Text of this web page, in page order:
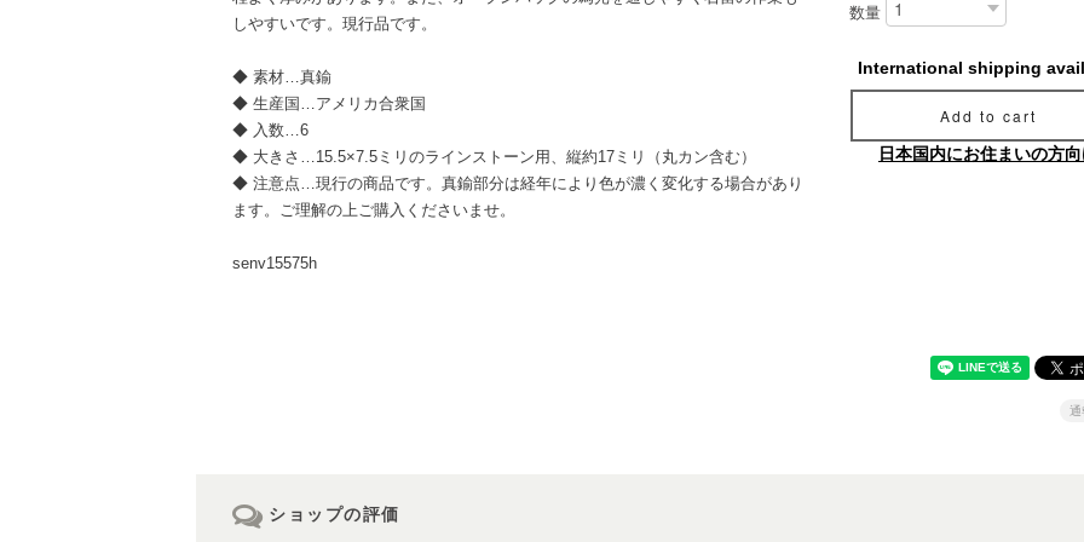
しやすいです。現行品です。
◆ 素材…真鍮
◆ 生産国…アメリカ合衆国
◆ 入数…6
◆ 大きさ…15.5×7.5ミリのラインストーン用、縦約17ミリ（丸カン含む）
◆ 注意点…現行の商品です。真鍮部分は経年により色が濃く変化する場合があり
ます。ご理解の上ご購入くださいませ。
senv15575h
数量
International shipping
Add to cart
日本国内にお住まいの方
通
ショップの評価